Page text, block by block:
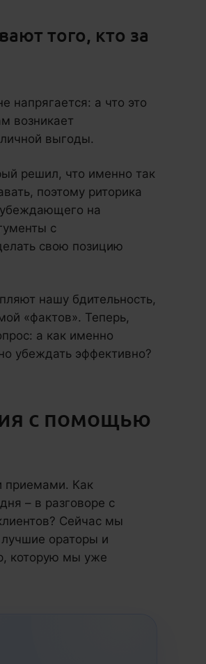
того, кто за
напрягается: а что это
возникает
выгоды.
решил, что именно так
поэтому риторика
убеждающего на
с
свою позицию
нашу бдительность,
«фактов». Теперь,
а как именно
убеждать эффективно?
с помощью
приемами. Как
– в разговоре с
Сейчас мы
ораторы и
которую мы уже